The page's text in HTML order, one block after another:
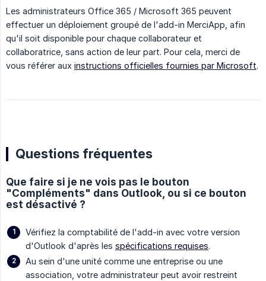
Les administrateurs Office 365 / Microsoft 365 peuvent
effectuer un déploiement groupé de l'add-in MerciApp, afin
qu'il soit disponible pour chaque collaborateur et
collaboratrice, sans action de leur part. Pour cela, merci de
vous référer aux instructions officielles fournies par Microsoft.
Questions fréquentes
Que faire si je ne vois pas le bouton
"Compléments" dans Outlook, ou si ce bouton
est désactivé ?
Vérifiez la comptabilité de l'add-in avec votre version
d'Outlook d'après les spécifications requises.
Au sein d'une unité comme une entreprise ou une
association, votre administrateur peut avoir restreint